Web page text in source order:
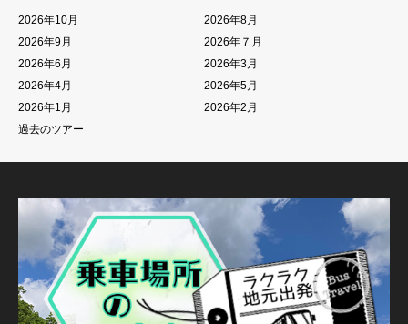
2026年10月
2026年8月
2026年9月
2026年７月
2026年6月
2026年3月
2026年4月
2026年5月
2026年1月
2026年2月
過去のツアー